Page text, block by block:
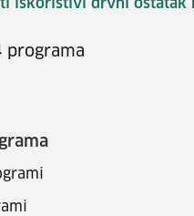
iskoristivi drvni ostatak
programa